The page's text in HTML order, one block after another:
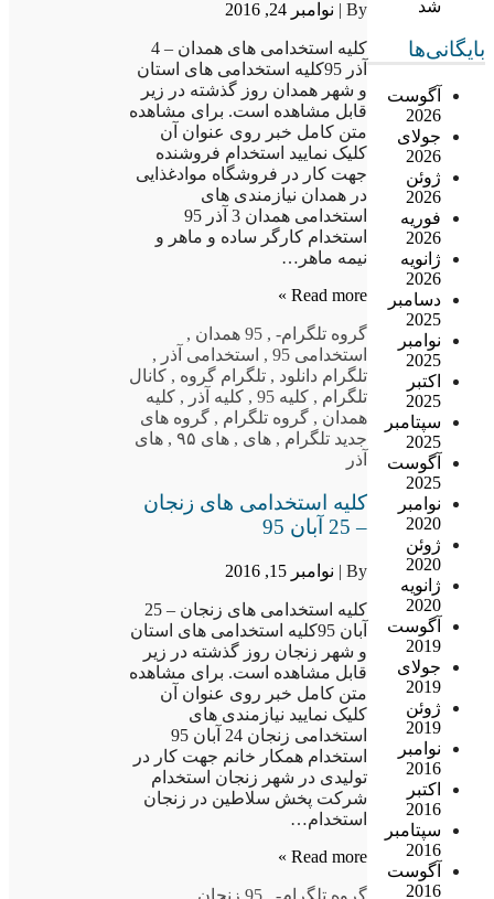
شد
بایگانی‌ها
آگوست
2026
جولای
2026
ژوئن
2026
فوریه
2026
ژانویه
2026
دسامبر
2025
نوامبر
2025
اکتبر
2025
سپتامبر
2025
آگوست
2025
نوامبر
2020
ژوئن
2020
ژانویه
2020
آگوست
2019
جولای
2019
ژوئن
2019
نوامبر
2016
اکتبر
2016
سپتامبر
2016
آگوست
2016
By | نوامبر 24, 2016
کلیه استخدامی های همدان – 4
آذر 95کلیه استخدامی های استان
و شهر همدان روز گذشته در زیر
قابل مشاهده است. برای مشاهده
متن کامل خبر روی عنوان آن
کلیک نمایید استخدام فروشنده
جهت کار در فروشگاه موادغذایی
در همدان نیازمندی های
استخدامی همدان 3 آذر 95
استخدام کارگر ساده و ماهر و
نیمه ماهر…
Read more »
گروه تلگرام-
, 95 همدان
,
استخدامی 95
, استخدامی آذر ,
تلگرام دانلود , تلگرام گروه , کانال
تلگرام , کلیه 95 , کلیه آذر , کلیه
همدان , گروه تلگرام , گروه های
جدید تلگرام , های , های ۹۵ , های
آذر
کلیه استخدامی های زنجان
– 25 آبان 95
By | نوامبر 15, 2016
کلیه استخدامی های زنجان – 25
آبان 95کلیه استخدامی های استان
و شهر زنجان روز گذشته در زیر
قابل مشاهده است. برای مشاهده
متن کامل خبر روی عنوان آن
کلیک نمایید نیازمندی های
استخدامی زنجان 24 آبان 95
استخدام همکار خانم جهت کار در
تولیدی در شهر زنجان استخدام
شرکت پخش سلاطین در زنجان
استخدام…
Read more »
گروه تلگرام-
, 95 زنجان